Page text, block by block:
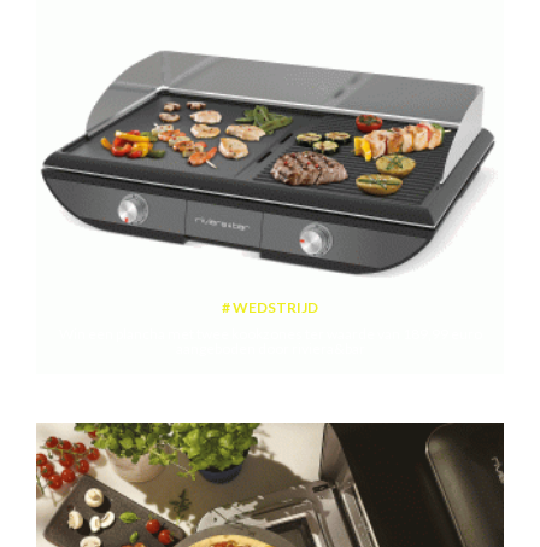
WEDSTRIJD